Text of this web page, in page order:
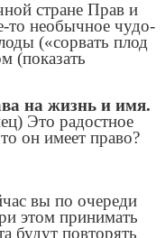
стране Прав и
то необычное чудо-
(«сорвать плод
(показать
на жизнь и имя.
Это радостное
он имеет право?
вы по очереди
этом принимать
будут повторять